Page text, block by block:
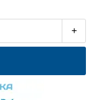
+